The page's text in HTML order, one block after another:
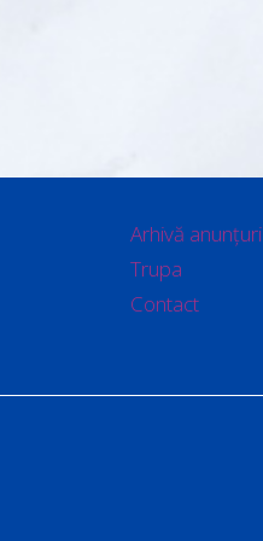
Arhivă anunțuri
Trupa
Contact